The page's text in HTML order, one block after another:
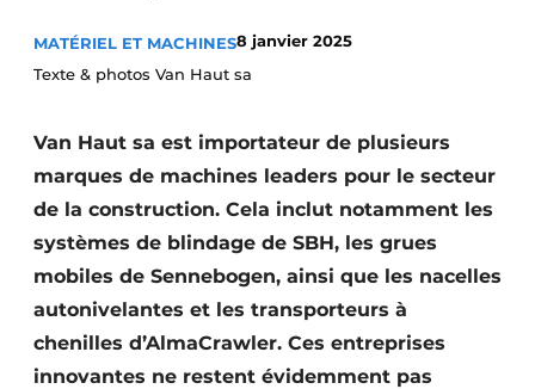
Construction bois
Contrôle d’accès
Éclairage
Fondations
Façades
MATÉRIEL ET MACHINES8 janvier 2025
Texte & photos Van Haut sa
Van Haut sa est importateur de plusieurs
marques de machines leaders pour le secteur
de la construction. Cela inclut notamment les
systèmes de blindage de SBH, les grues
mobiles de Sennebogen, ainsi que les nacelles
autonivelantes et les transporteurs à
chenilles d’AlmaCrawler. Ces entreprises
innovantes ne restent évidemment pas